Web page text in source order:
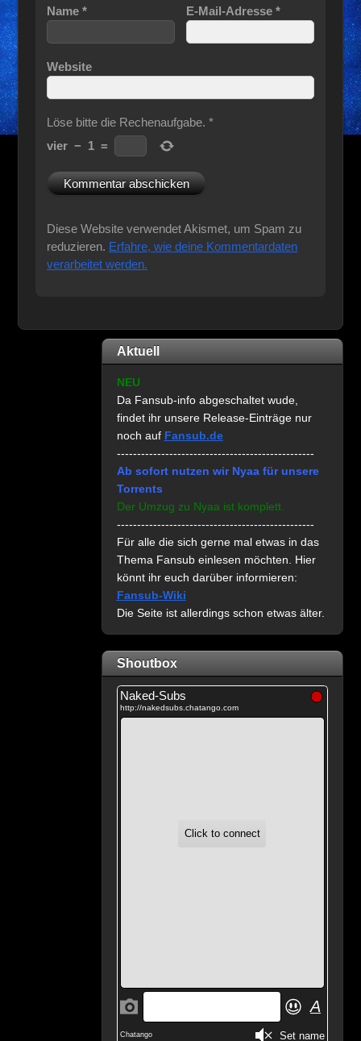
Name * E-Mail-Adresse *
Website
Löse bitte die Rechenaufgabe. *
vier − 1 =
Diese Website verwendet Akismet, um Spam zu
reduzieren. Erfahre, wie deine Kommentardaten
verarbeitet werden.
Aktuell
NEU
Da Fansub-info abgeschaltet wude,
findet ihr unsere Release-Einträge nur
noch auf Fansub.de
-------------------------------------------------
Ab sofort nutzen wir Nyaa für unsere
Torrents
Der Umzug zu Nyaa ist komplett.
-------------------------------------------------
Für alle die sich gerne mal etwas in das
Thema Fansub einlesen möchten. Hier
könnt ihr euch darüber informieren:
Fansub-Wiki
Die Seite ist allerdings schon etwas älter.
Shoutbox